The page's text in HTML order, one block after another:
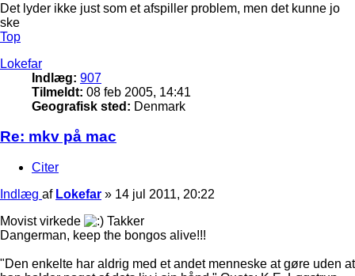
Det lyder ikke just som et afspiller problem, men det kunne jo
ske
Top
Lokefar
Indlæg: 907
Tilmeldt: 08 feb 2005, 14:41
Geografisk sted: Denmark
Re: mkv på mac
Citer
Indlæg af Lokefar » 14 jul 2011, 20:22
Movist virkede
Takker
Dangerman, keep the bongos alive!!!
"Den enkelte har aldrig med et andet menneske at gøre uden at